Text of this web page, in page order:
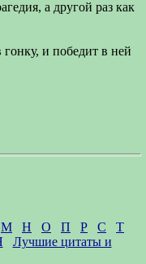
а другой раз как
гонку, и победит в ней
М Н О П Р С
Т
Лучшие цитаты и